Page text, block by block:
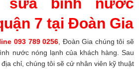
7 tại Đoàn Gia
093 789 0256 Đoàn Gia chúng tôi sẽ
nước nóng lạnh của khách hàng. Sau
chỉ, chúng tôi sẽ cử nhân viên kỹ thuật